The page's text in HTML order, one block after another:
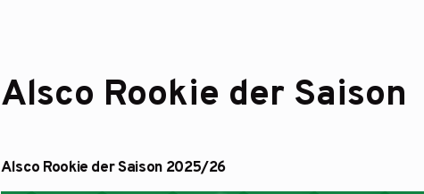
Alsco Rookie der Saison
Alsco Rookie der Saison 2025/26